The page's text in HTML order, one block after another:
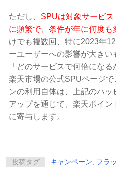
ただし、 SPUは対象サービ
に頻繁で、条件が年に何度も
けでも複数回、特に2023年
ーユーザーへの影響が大きい
「どのサービスで何倍にな
楽天市場の公式SPUページ
ンの利用自体は、上記のハ
アップを通じて、楽天ポイ
に寄与します。
投稿タグ キャンペーン, フラ